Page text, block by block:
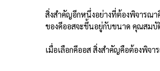
สิ่งสำคัญอีกหนึ่งอย่างที่ต้องพิจารณ
ของคีออสจะขึ้นอยู่กับขนาด คุณสมบั
เมื่อเลือกคีออส สิ่งสำคัญคือต้องพิจ